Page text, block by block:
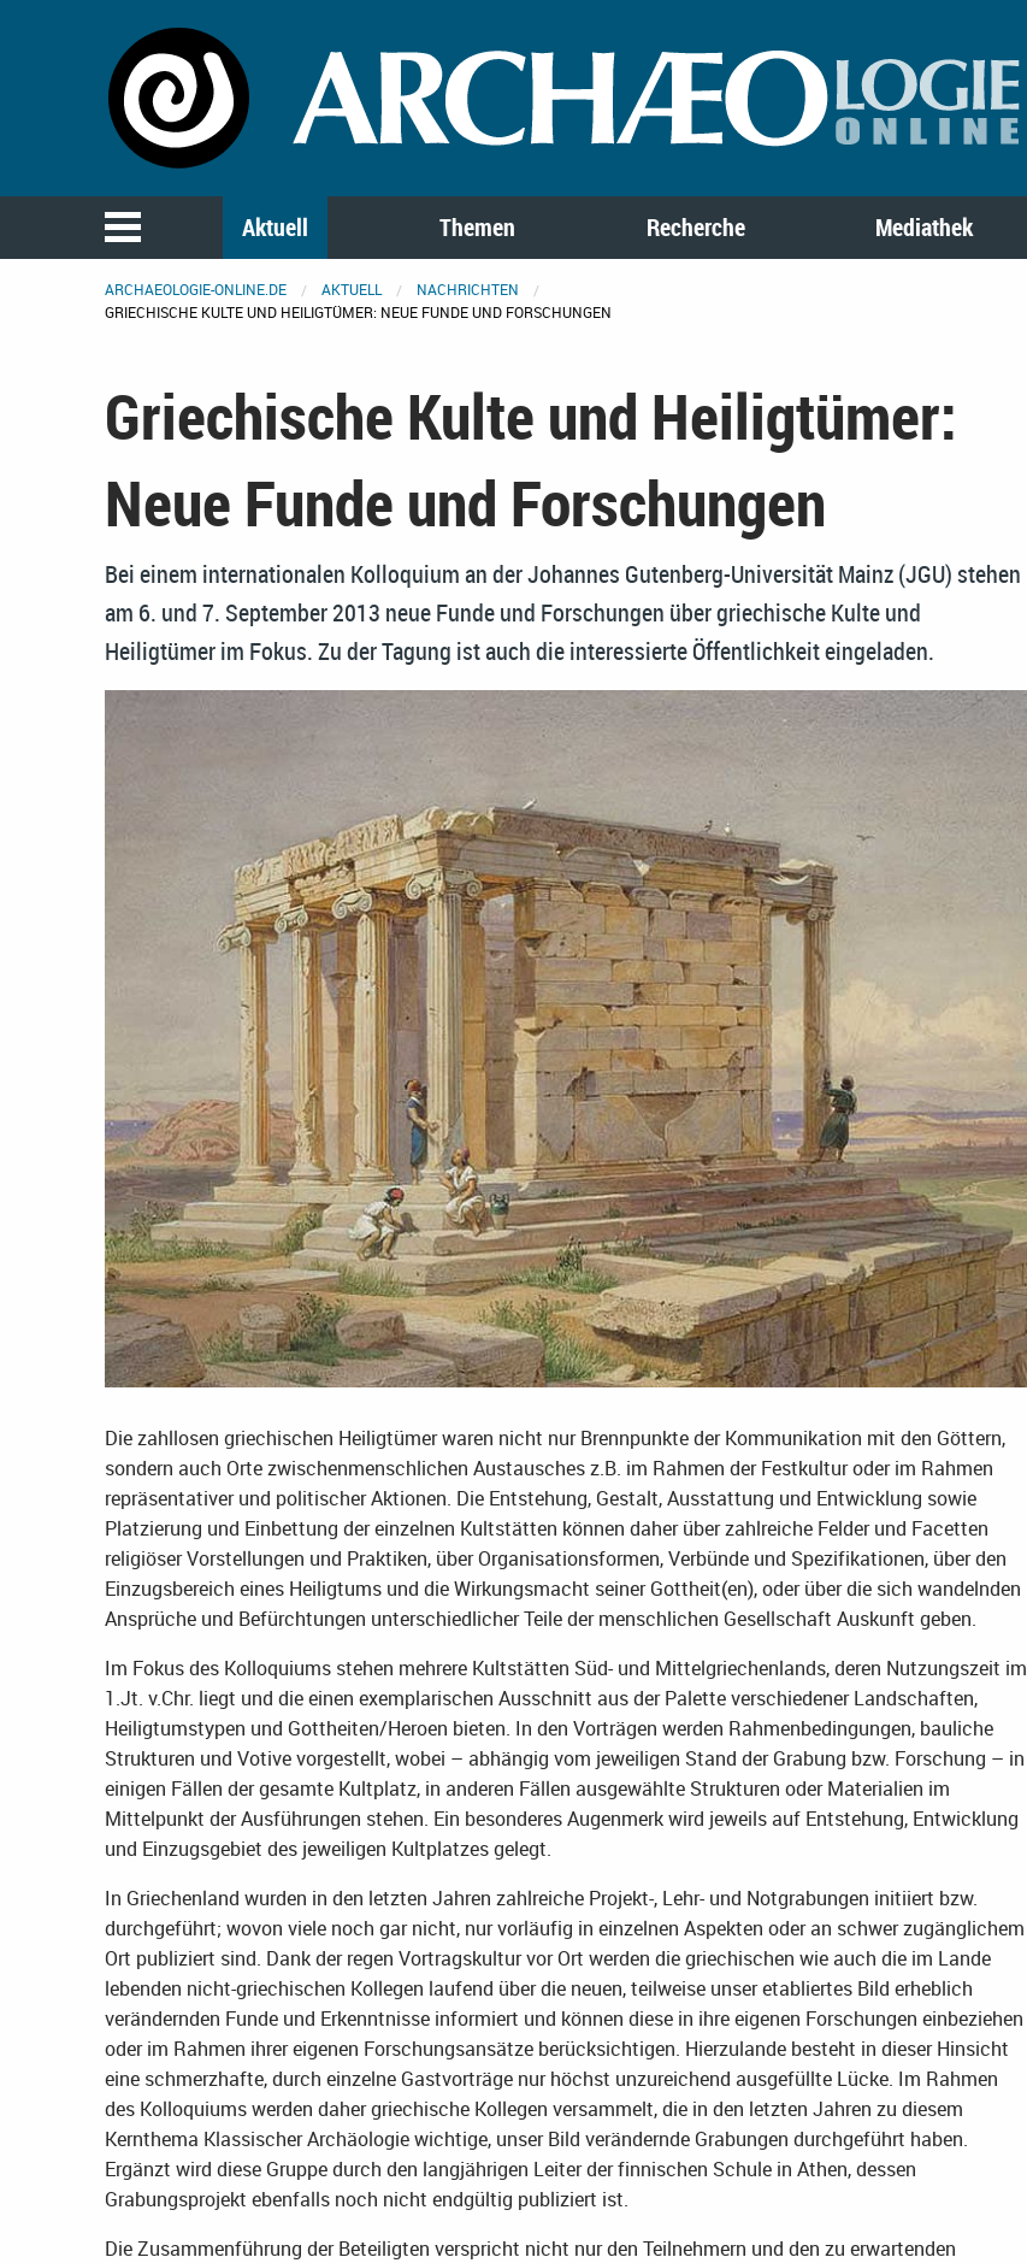
Aktuell Themen Recherche Mediathek
ARCHAEOLOGIE-ONLINE.DE AKTUELL
NACHRICHTEN
GRIECHISCHE KULTE UND HEILIGTÜMER: NEUE FUNDE UND FORSCHUNGEN
Griechische Kulte und Heiligtümer:
Neue Funde und Forschungen
Bei einem internationalen Kolloquium an der Johannes Gutenberg-Universität Mainz (JGU) stehen
am 6. und 7. September 2013 neue Funde und Forschungen über griechische Kulte und
Heiligtümer im Fokus. Zu der Tagung ist auch die interessierte Öffentlichkeit eingeladen.
Die zahllosen griechischen Heiligtümer waren nicht nur Brennpunkte der Kommunikation mit den Göttern,
sondern auch Orte zwischenmenschlichen Austausches z.B. im Rahmen der Festkultur oder im Rahmen
repräsentativer und politischer Aktionen. Die Entstehung, Gestalt, Ausstattung und Entwicklung sowie
Platzierung und Einbettung der einzelnen Kultstätten können daher über zahlreiche Felder und Facetten
religiöser Vorstellungen und Praktiken, über Organisationsformen, Verbünde und Spezifikationen, über den
Einzugsbereich eines Heiligtums und die Wirkungsmacht seiner Gottheit(en), oder über die sich wandelnden
Ansprüche und Befürchtungen unterschiedlicher Teile der menschlichen Gesellschaft Auskunft geben.
Im Fokus des Kolloquiums stehen mehrere Kultstätten Süd- und Mittelgriechenlands, deren Nutzungszeit im
1.Jt. v.Chr. liegt und die einen exemplarischen Ausschnitt aus der Palette verschiedener Landschaften,
Heiligtumstypen und Gottheiten/Heroen bieten. In den Vorträgen werden Rahmenbedingungen, bauliche
Strukturen und Votive vorgestellt, wobei – abhängig vom jeweiligen Stand der Grabung bzw. Forschung – in
einigen Fällen der gesamte Kultplatz, in anderen Fällen ausgewählte Strukturen oder Materialien im
Mittelpunkt der Ausführungen stehen. Ein besonderes Augenmerk wird jeweils auf Entstehung, Entwicklung
und Einzugsgebiet des jeweiligen Kultplatzes gelegt.
In Griechenland wurden in den letzten Jahren zahlreiche Projekt-, Lehr- und Notgrabungen initiiert bzw.
durchgeführt; wovon viele noch gar nicht, nur vorläufig in einzelnen Aspekten oder an schwer zugänglichem
Ort publiziert sind. Dank der regen Vortragskultur vor Ort werden die griechischen wie auch die im Lande
lebenden nicht-griechischen Kollegen laufend über die neuen, teilweise unser etabliertes Bild erheblich
verändernden Funde und Erkenntnisse informiert und können diese in ihre eigenen Forschungen einbeziehen
oder im Rahmen ihrer eigenen Forschungsansätze berücksichtigen. Hierzulande besteht in dieser Hinsicht
eine schmerzhafte, durch einzelne Gastvorträge nur höchst unzureichend ausgefüllte Lücke. Im Rahmen
des Kolloquiums werden daher griechische Kollegen versammelt, die in den letzten Jahren zu diesem
Kernthema Klassischer Archäologie wichtige, unser Bild verändernde Grabungen durchgeführt haben.
Ergänzt wird diese Gruppe durch den langjährigen Leiter der finnischen Schule in Athen, dessen
Grabungsprojekt ebenfalls noch nicht endgültig publiziert ist.
Die Zusammenführung der Beteiligten verspricht nicht nur den Teilnehmern und den zu erwartenden